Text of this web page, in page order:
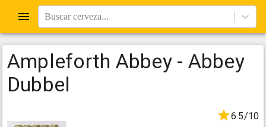
Buscar cerveza...
Ampleforth Abbey - Abbey
Dubbel
6.5/10